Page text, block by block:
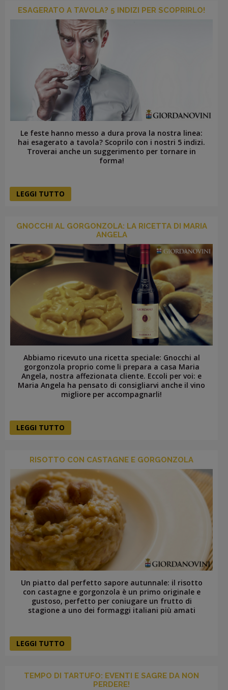
ESAGERATO A TAVOLA? 5 INDIZI PER SCOPRIRLO!
Le feste hanno messo a dura prova la nostra linea:
hai esagerato a tavola? Scoprilo con i nostri 5 indizi.
Troverai anche un suggerimento per tornare in
forma!
LEGGI TUTTO
GNOCCHI AL GORGONZOLA: LA RICETTA DI MARIA
ANGELA
Abbiamo ricevuto una ricetta speciale: Gnocchi al
gorgonzola proprio come li prepara a casa Maria
Angela, nostra affezionata cliente. Eccoli per voi: e
Maria Angela ha pensato di consigliarvi anche il vino
migliore per accompagnarli!
LEGGI TUTTO
RISOTTO CON CASTAGNE E GORGONZOLA
Un piatto dal perfetto sapore autunnale: il risotto
con castagne e gorgonzola è un primo originale e
gustoso, perfetto per coniugare un frutto di
stagione a uno dei formaggi italiani più amati
LEGGI TUTTO
TEMPO DI TARTUFO: EVENTI E SAGRE DA NON
PERDERE!